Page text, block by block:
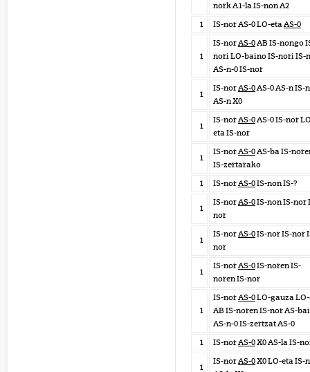
nork A1-la IS-non A2
1
IS-nor AS-0 LO-etaAS-0
1
IS-norAS-0AB IS-nongo
nori LO-baino IS-nori IS-
AS-n-0 IS-nor
1
IS-norAS-0AS-0 AS-n IS-
AS-n X0
1
IS-norAS-0AS-0 IS-nor
eta IS-nor
1
IS-norAS-0AS-ba IS-
IS-zertarako
1
IS-norAS-0IS-non IS-?
1
IS-norAS-0IS-non IS-nor
nor
1
IS-norAS-0IS-nor IS-nor
nor
1
IS-norAS-0IS-noren IS-
noren IS-nor
1
IS-norAS-0LO-gauza
AB IS-noren IS-nor AS-
AS-n-0 IS-zertzat AS-0
1
IS-norAS-0X0 AS-la IS-
1
IS-norAS-0X0 LO-eta IS-